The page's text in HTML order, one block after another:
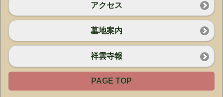
アクセス
墓地案内
祥雲寺報
PAGE TOP